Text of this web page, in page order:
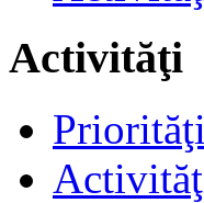
Activităţi